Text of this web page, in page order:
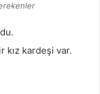
kız kardeşi var.